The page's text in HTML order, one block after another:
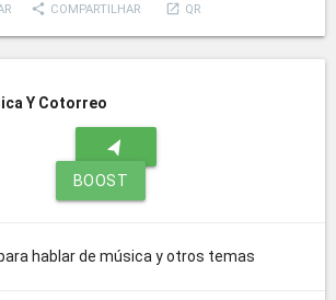
share COMPARTILHAR launch QR
Y Cotorreo
navigation
BOOST
hablar de música y otros temas